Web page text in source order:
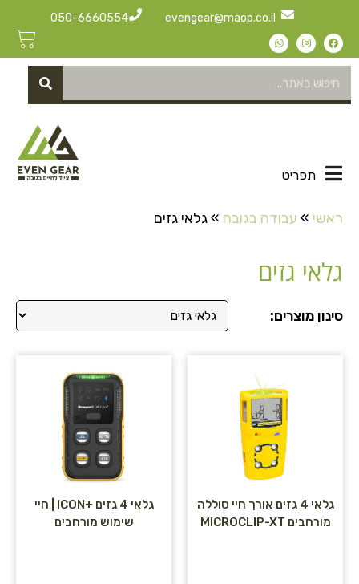
evengear@maop.co.il
050-6660554
תפריט
ראשי » עבודה בגובה »גלאי גזים
גלאי גזים
סינון מוצרים:
גלאי 4 גזים אורך חיי סוללה
מורחבים MICROCLIP-XT
גלאי 4 גזים +ICON | חיי
שימוש מורחבים